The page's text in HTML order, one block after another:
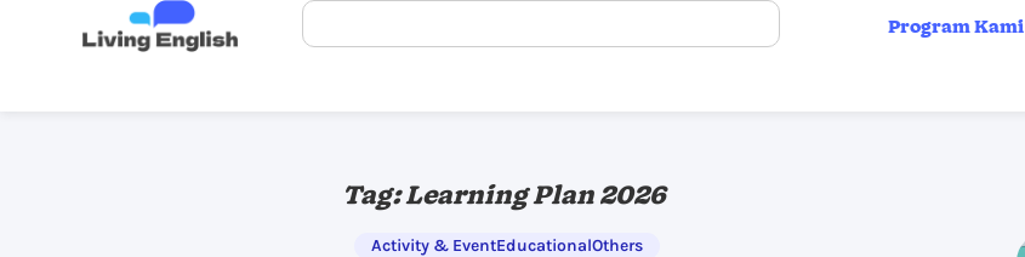
Program Kami
Tag: Learning Plan 2026
Activity & EventEducationalOthers